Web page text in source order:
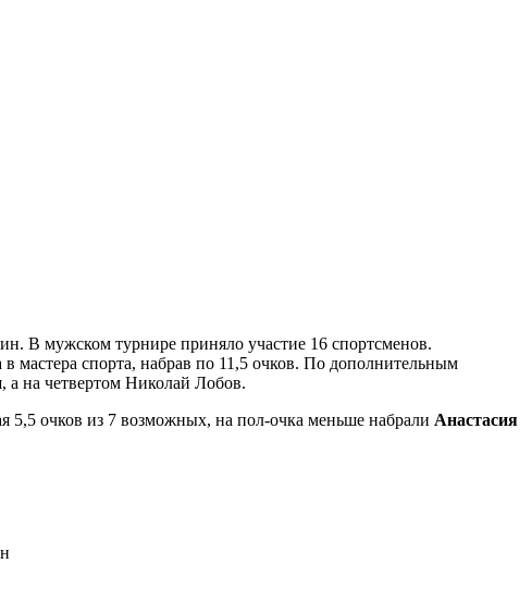
В мужском турнире приняло участие 16 спортсменов.
мастера спорта, набрав по 11,5 очков. По дополнительным
, а на четвертом Николай Лобов.
5,5 очков из 7 возможных, на пол-очка меньше набрали Анастасия